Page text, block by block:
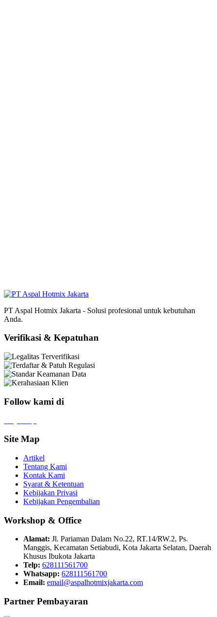
PT Aspal Hotmix Jakarta - Solusi profesional untuk kebutuhan
Anda.
Verifikasi & Kepatuhan
Follow kami di
Site Map
Artikel
Tentang Kami
Kontak Kami
Syarat & Ketentuan
Kebijakan Privasi
Kebijakan Pengembalian
Workshop & Office
Alamat: Jl. Pariaman Dalam No.22, RT.14/RW.2, Ps.
Manggis, Kecamatan Setiabudi, Kota Jakarta Selatan, Daerah
Khusus Ibukota Jakarta
Telp: 628111561700
Whatsapp: 628111561700
Email: email@aspalhotmixjakarta.com
Partner Pembayaran